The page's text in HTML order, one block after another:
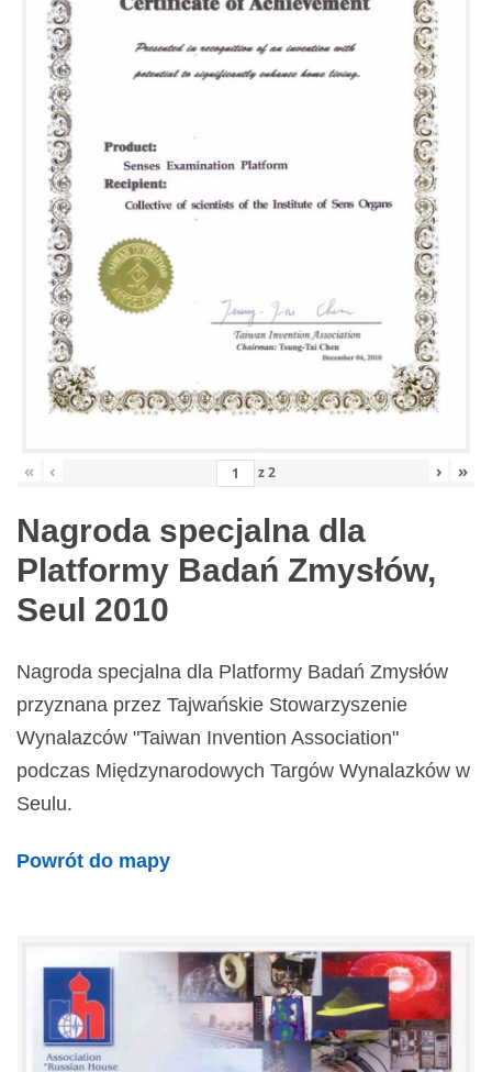
« ‹ z2 › »
Nagroda specjalna dla
Platformy Badań Zmysłów,
Seul 2010
Nagroda specjalna dla Platformy Badań Zmysłów
przyznana przez Tajwańskie Stowarzyszenie
Wynalazców "Taiwan Invention Association"
podczas Międzynarodowych Targów Wynalazków w
Seulu.
Powrót do mapy